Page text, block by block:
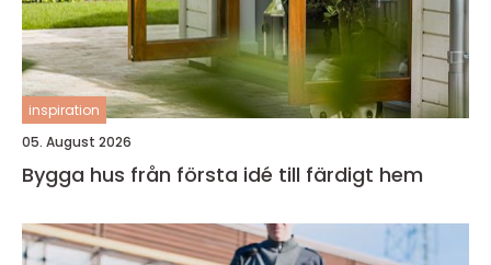
inspiration
05. August 2026
Bygga hus från första idé till färdigt hem